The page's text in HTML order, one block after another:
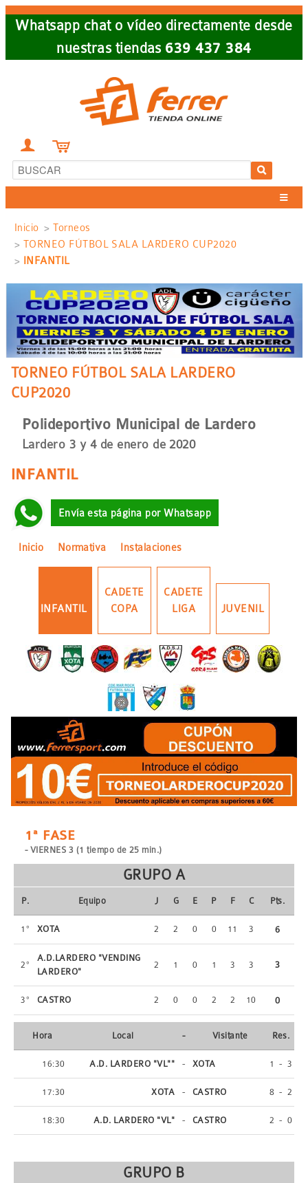
Skip
Whatsapp chat o vídeo directamente desde
nuestras tiendas 639 437 384
 
Sobrescribir
enlaces
de
ayuda
la
navegación
Inicio
Torneos
TORNEO FÚTBOL SALA LARDERO CUP2020
INFANTIL
TORNEO FÚTBOL SALA LARDERO
CUP2020
Polideportivo Municipal de Lardero
Lardero 3 y 4 de enero de 2020
INFANTIL
Envía esta página por Whatsapp
Inicio Normativa Instalaciones
INFANTIL
CADETE
COPA
CADETE
LIGA
JUVENIL
1ª FASE
- VIERNES 3 (1 tiempo de 25 min.)
GRUPO A
P. Equipo J G E P F C Pts.
1º XOTA 2 2 0 0 11 3 6
2º
A.D.LARDERO "VENDING
LARDERO"
2 1 0 1 3 3 3
3º CASTRO 2 0 0 2 2 10 0
Hora Local - Visitante Res.
16:30 A.D. LARDERO "VL"" - XOTA 1 - 3
17:30 XOTA - CASTRO 8 - 2
18:30 A.D. LARDERO "VL" - CASTRO 2 - 0
GRUPO B